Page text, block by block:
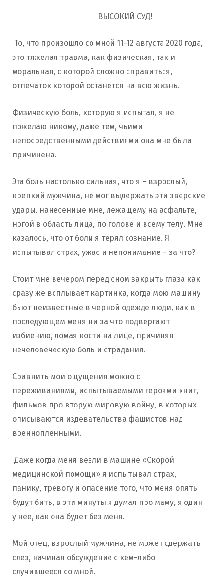
ВЫСОКИЙ СУД!
То, что произошло со мной 11-12 августа 2020 года,
это тяжелая травма, как физическая, так и
моральная, с которой сложно справиться,
отпечаток которой останется на всю жизнь.
Физическую боль, которую я испытал, я не
пожелаю никому, даже тем, чьими
непосредственными действиями она мне была
причинена.
Эта боль настолько сильная, что я – взрослый,
крепкий мужчина, не мог выдержать эти зверские
удары, нанесенные мне, лежащему на асфальте,
ногой в область лица, по голове и всему телу. Мне
казалось, что от боли я терял сознание. Я
испытывал страх, ужас и непонимание – за что?
Стоит мне вечером перед сном закрыть глаза как
сразу же всплывает картинка, когда мою машину
бьют неизвестные в черной одежде люди, как в
последующем меня ни за что подвергают
избиению, ломая кости на лице, причиняя
нечеловеческую боль и страдания.
Сравнить мои ощущения можно с
переживаниями, испытываемыми героями книг,
фильмов про вторую мировую войну, в которых
описываются издевательства фашистов над
военнопленными.
Даже когда меня везли в машине «Скорой
медицинской помощи» я испытывал страх,
панику, тревогу и опасение того, что меня опять
будут бить, в эти минуты я думал про маму, я один
у нее, как она будет без меня.
Мой отец, взрослый мужчина, не может сдержать
слез, начиная обсуждение с кем-либо
случившееся со мной.